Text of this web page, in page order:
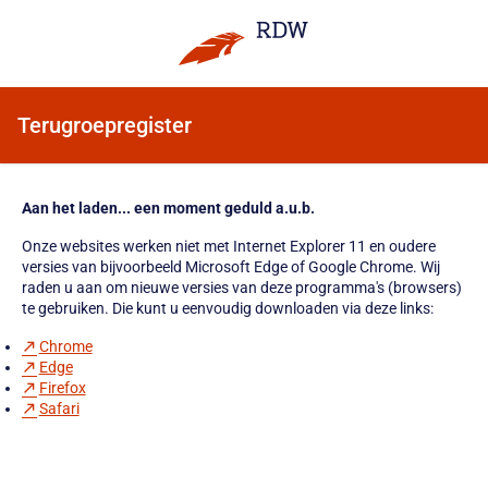
Terugroepregister
Aan het laden... een moment geduld a.u.b.
Onze websites werken niet met Internet Explorer 11 en oudere
versies van bijvoorbeeld Microsoft Edge of Google Chrome. Wij
raden u aan om nieuwe versies van deze programma's (browsers)
te gebruiken. Die kunt u eenvoudig downloaden via deze links:
Chrome
Edge
Firefox
Safari